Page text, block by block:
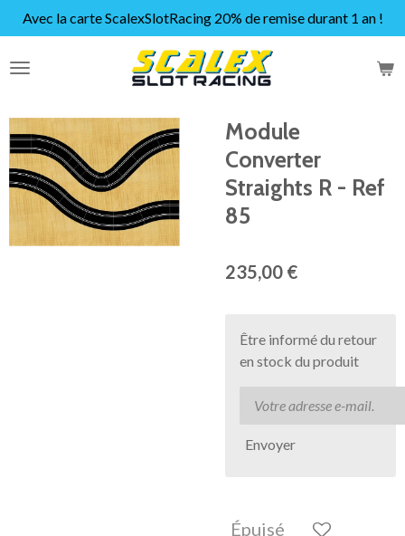
Passer
au
contenu
Avec la carte ScalexSlotRacing 20% de remise durant 1 an !
Module
Converter
Straights R - Ref
85
235,00 €
Être informé du retour
en stock du produit
Envoyer
Épuisé